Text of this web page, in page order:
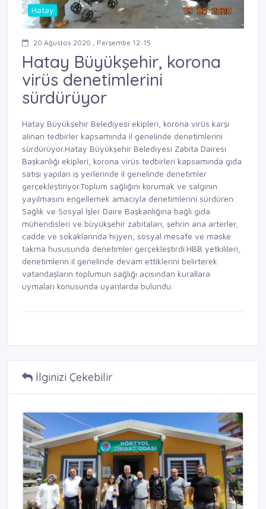
Hatay
20 Ağustos 2020 , Perşembe 12:15
Hatay Büyükşehir, korona
virüs denetimlerini
sürdürüyor
Hatay Büyükşehir Belediyesi ekipleri, korona virüs karşı
alınan tedbirler kapsamında il genelinde denetimlerini
sürdürüyor.Hatay Büyükşehir Belediyesi Zabıta Dairesi
Başkanlığı ekipleri, korona virüs tedbirleri kapsamında gıda
satışı yapılan iş yerlerinde il genelinde denetimler
gerçekleştiriyor.Toplum sağlığını korumak ve salgının
yayılmasını engellemek amacıyla denetimlerini sürdüren
Sağlık ve Sosyal İşler Daire Başkanlığına bağlı gıda
mühendisleri ve büyükşehir zabıtaları, şehrin ana arterler,
cadde ve sokaklarında hijyen, sosyal mesafe ve maske
takma hususunda denetimler gerçekleştirdi.HBB yetkilileri,
denetimlerin il genelinde devam ettiklerini belirterek
vatandaşların toplumun sağlığı açısından kurallara
uymaları konusunda uyarılarda bulundu.
İlginizi Çekebilir